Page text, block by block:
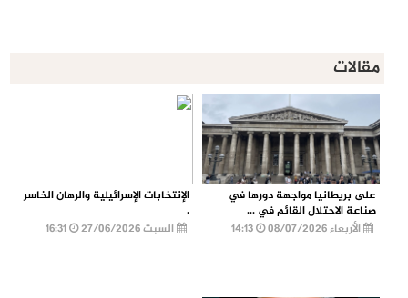
مقالات
على بريطانيا مواجهة دورها في
صناعة الاحتلال القائم في ...
الأربعاء 08/07/2026
الإنتخابات الإسرائيلية والرهان الخاسر
.
السبت 27/06/2026
16:31